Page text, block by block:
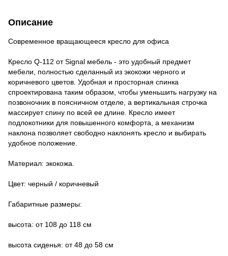
Описание
Современное вращающееся кресло для офиса
Кресло Q-112 от Signal мебель - это удобный предмет
мебели, полностью сделанный из экокожи черного и
коричневого цветов. Удобная и просторная спинка
спроектирована таким образом, чтобы уменьшить нагрузку на
позвоночник в поясничном отделе, а вертикальная строчка
массирует спину по всей ее длине. Кресло имеет
подлокотники для повышенного комфорта, а механизм
наклона позволяет свободно наклонять кресло и выбирать
удобное положение.
Материал: экокожа.
Цвет: черный / коричневый
Габаритные размеры:
высота: от 108 до 118 см
высота сиденья: от 48 до 58 см